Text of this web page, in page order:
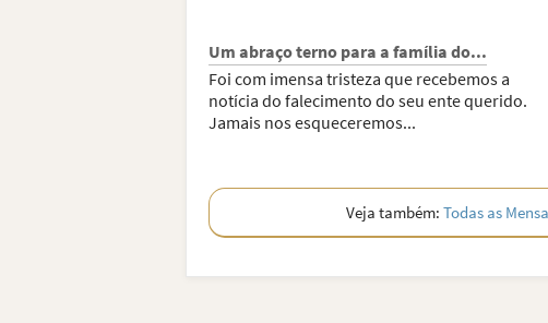
Um abraço terno para a família do...
Foi com imensa tristeza que recebemos a
notícia do falecimento do seu ente querido.
Jamais nos esqueceremos...
Veja também: Todas as